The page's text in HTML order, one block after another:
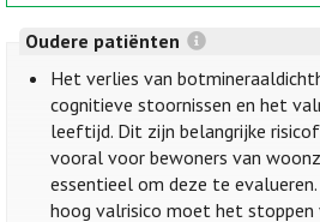
Oudere patiënten
Het verlies van
cognitieve stoornissen en het
leeftijd. Dit zijn belangrijke
vooral voor bewoners van
essentieel om deze te
hoog valrisico moet het stoppen